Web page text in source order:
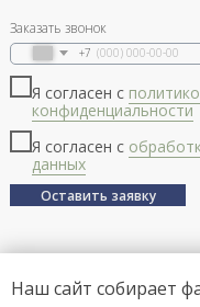
Заказать звонок
+7
Я согласен с
конфиденциальности
Я согласен с
данных
Оставить заявку
Наш сайт собирает